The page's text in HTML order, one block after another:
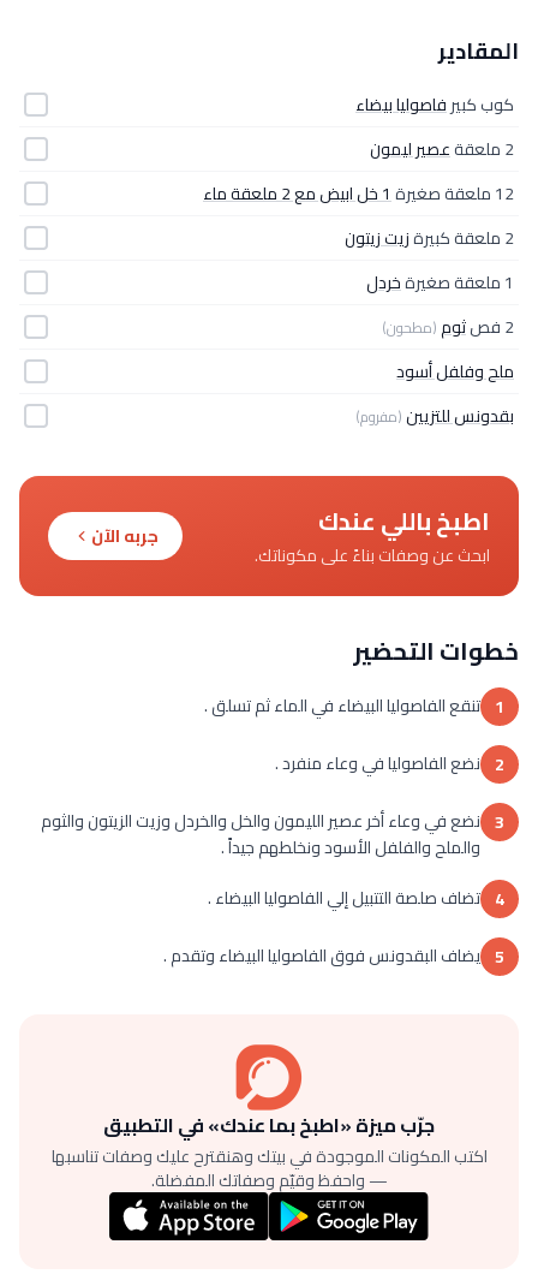
المقادير
كوب كبيرفاصوليا بيضاء
2 ملعقة
عصير ليمون
12 ملعقة صغيرة
1 خل ابيض مع 2 ملعقة ماء
2 ملعقة كبيرة
زيت زيتون
1 ملعقة صغيرة
خردل
2 فص
ثوم(مطحون)
ملح وفلفل أسود
بقدونس للتزيين(مفروم)
اطبخ باللي عندك
ابحث عن وصفات بناءً على مكوناتك.
جربه الآن
خطوات التحضير
1 تنقع الفاصوليا البيضاء في الماء ثم تسلق .
2 نضع الفاصوليا في وعاء منفرد .
3 نضع في وعاء أخر عصير الليمون والخل والخردل وزيت الزيتون والثوم
والملح والفلفل الأسود ونخلطهم جيداً .
4 تضاف صلصة التتبيل إلي الفاصوليا البيضاء .
5 يضاف البقدونس فوق الفاصوليا البيضاء وتقدم .
جرّب ميزة «اطبخ بما عندك» في التطبيق
اكتب المكونات الموجودة في بيتك وهنقترح عليك وصفات تناسبها
— واحفظ وقيّم وصفاتك المفضلة.